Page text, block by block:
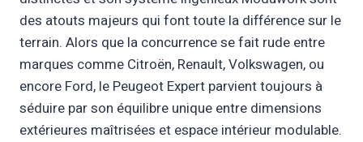
des atouts majeurs qui font toute la différence sur le
terrain. Alors que la concurrence se fait rude entre
marques comme Citroën, Renault, Volkswagen, ou
encore Ford, le Peugeot Expert parvient toujours à
séduire par son équilibre unique entre dimensions
extérieures maîtrisées et espace intérieur modulable.